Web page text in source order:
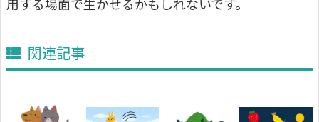
関連記事